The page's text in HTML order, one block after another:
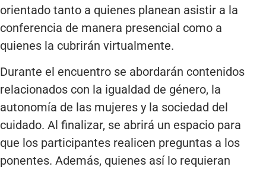
orientado tanto a quienes planean asistir a la
conferencia de manera presencial como a
quienes la cubrirán virtualmente.
Durante el encuentro se abordarán contenidos
relacionados con la igualdad de género, la
autonomía de las mujeres y la sociedad del
cuidado. Al finalizar, se abrirá un espacio para
que los participantes realicen preguntas a los
ponentes. Además, quienes así lo requieran